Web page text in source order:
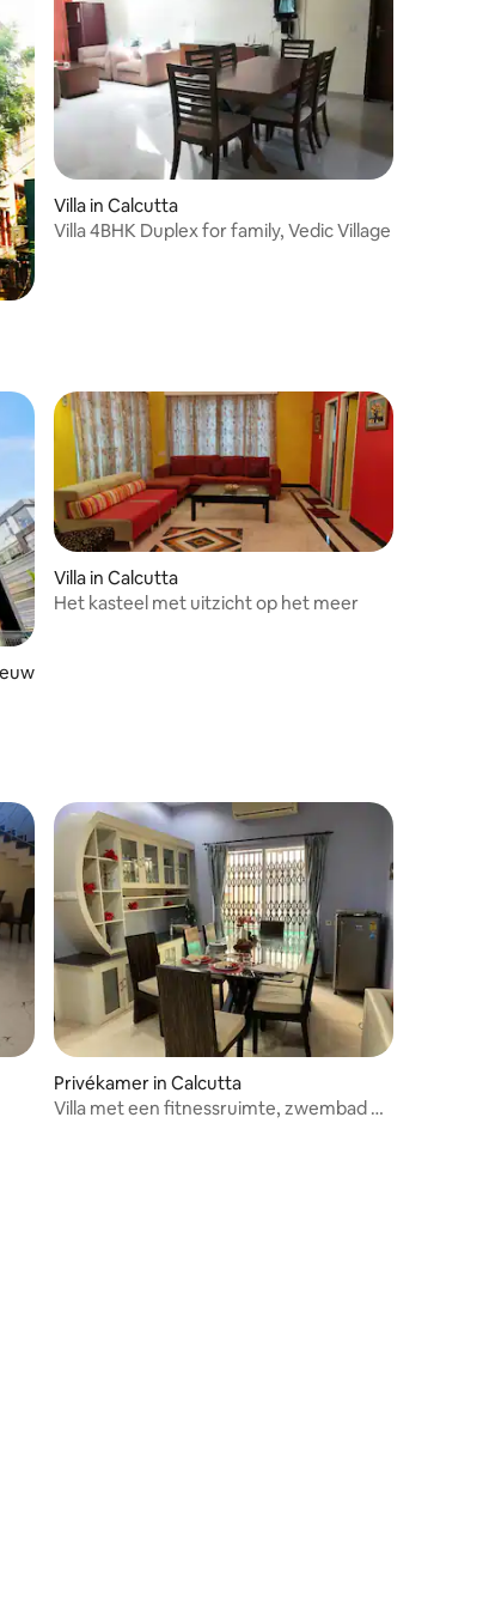
Villa in Calcutta
Villa 4BHK Duplex for family, Vedic Village
accommodatie
Villa in Calcutta
Het kasteel met uitzicht op het meer
Privékamer in Calcutta
Villa met een fitnessruimte, zwembad en